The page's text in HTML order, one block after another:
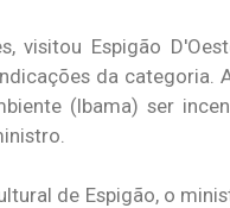
visitou Espigão
da categoria.
(Ibama) ser
de Espigão, o